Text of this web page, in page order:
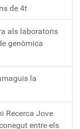
de 4t
als laboratoris
genòmica
la
Recerca Jove
entre els